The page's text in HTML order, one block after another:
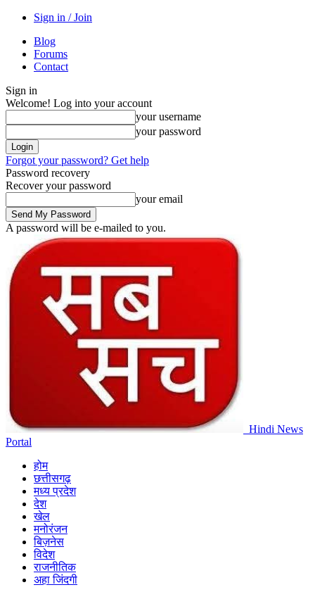
Sign in / Join
Blog
Forums
Contact
Sign in
Welcome! Log into your account
your username
your password
Forgot your password? Get help
Password recovery
Recover your password
your email
A password will be e-mailed to you.
Hindi News
Portal
होम
छत्तीसगढ़
मध्य प्रदेश
देश
खेल
मनोरंजन
बिज़नेस
विदेश
राजनीतिक
अहा जिंदगी